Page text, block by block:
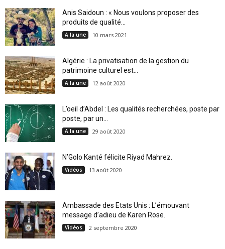
Anis Saidoun : « Nous voulons proposer des
produits de qualité...
A la une 10 mars 2021
Algérie : La privatisation de la gestion du
patrimoine culturel est...
A la une 12 août 2020
L’oeil d’Abdel : Les qualités recherchées, poste par
poste, par un...
A la une 29 août 2020
N’Golo Kanté félicite Riyad Mahrez.
Vidéos 13 août 2020
Ambassade des Etats Unis : L’émouvant
message d’adieu de Karen Rose.
Vidéos 2 septembre 2020